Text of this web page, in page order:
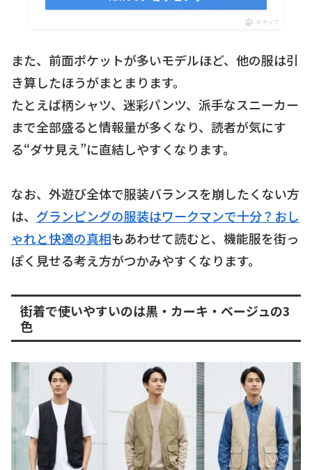
ポチップ
また、前面ポケットが多いモデルほど、他の服は引
き算したほうがまとまります。
たとえば柄シャツ、迷彩パンツ、派手なスニーカー
まで全部盛ると情報量が多くなり、読者が気にす
る“ダサ見え”に直結しやすくなります。
なお、外遊び全体で服装バランスを崩したくない方
は、 グランピングの服装はワークマンで十分？おし
ゃれと快適の真相もあわせて読むと、機能服を街っ
ぽく見せる考え方がつかみやすくなります。
街着で使いやすいのは黒・カーキ・ベージュの3
色